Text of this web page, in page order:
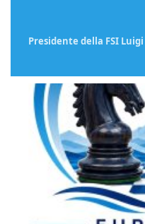
Presidente della FSI